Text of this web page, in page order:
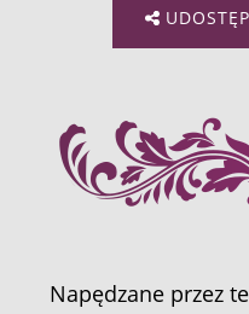
Napędzane przez